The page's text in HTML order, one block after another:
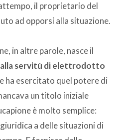
il proprietario del
ad opporsi alla situazione.
in altre parole, nasce il
servitù di elettrodotto
ha esercitato quel potere di
un titolo iniziale
è molto semplice:
a delle situazioni di